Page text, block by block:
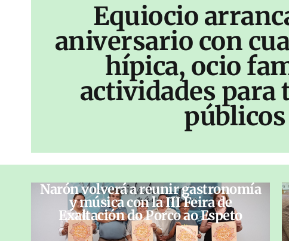
Equiocio
aniversario con
hípica, ocio
actividades para
públicos
Narón volverá a reunir gastronomía
y música con la III Feira de
Exaltación do Porco ao Espeto